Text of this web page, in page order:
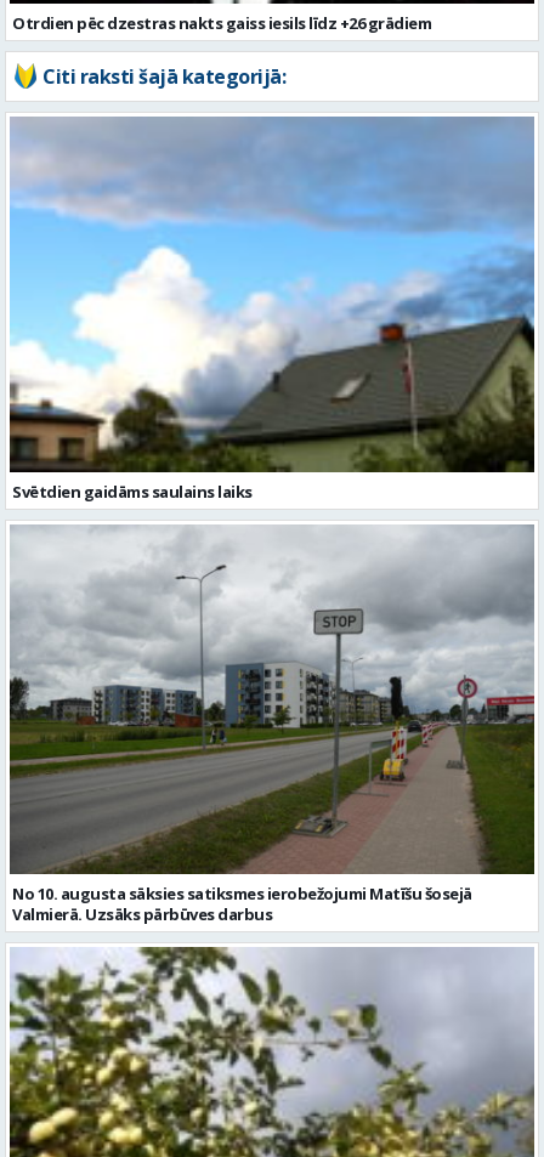
Otrdien pēc dzestras nakts gaiss iesils līdz +26 grādiem
Citi raksti šajā kategorijā:
Svētdien gaidāms saulains laiks
No 10. augusta sāksies satiksmes ierobežojumi Matīšu šosejā
Valmierā. Uzsāks pārbūves darbus